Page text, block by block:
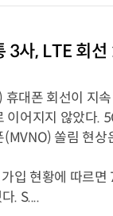
3사, LTE 회선
대폰 회선이 지
어지지 않았다.
쏠림 현상
입 현황에 따르
. S....